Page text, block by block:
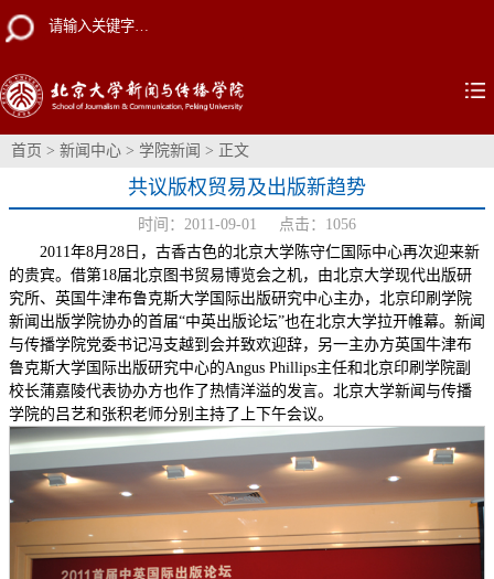
首页 > 新闻中心 > 学院新闻 > 正文
共议版权贸易及出版新趋势
时间：2011-09-01 点击： 1056
2011年8月28日，古香古色的北京大学陈守仁国际中心再次迎来新
的贵宾。借第18届北京图书贸易博览会之机，由北京大学现代出版研
究所、英国牛津布鲁克斯大学国际出版研究中心主办，北京印刷学院
新闻出版学院协办的首届“中英出版论坛”也在北京大学拉开帷幕。新闻
与传播学院党委书记冯支越到会并致欢迎辞，另一主办方英国牛津布
鲁克斯大学国际出版研究中心的Angus Phillips主任和北京印刷学院副
校长蒲嘉陵代表协办方也作了热情洋溢的发言。北京大学新闻与传播
学院的吕艺和张积老师分别主持了上下午会议。